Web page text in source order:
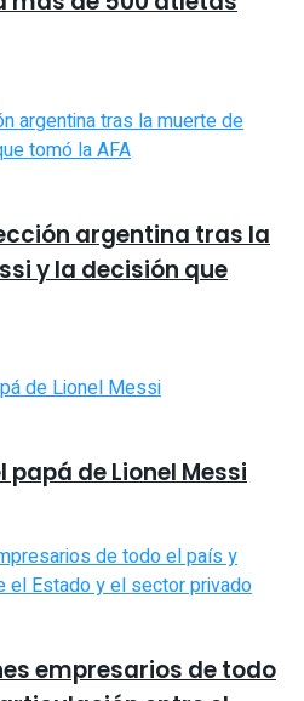
argentina tras la
y la decisión que
papá de Lionel Messi
empresarios de todo